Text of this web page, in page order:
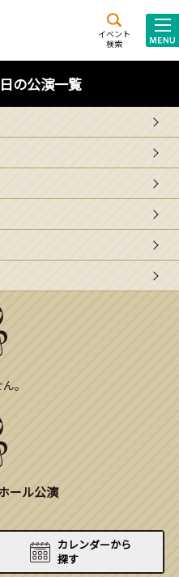
イベント
検索
井
ルの公演一覧
。
ール公演
カレンダーから
探す